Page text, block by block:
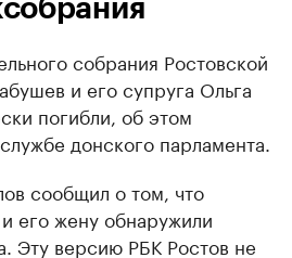
собрания Ростовской
и его супруга Ольга
погибли, об этом
донского парламента.
сообщил о том, что
его жену обнаружили
Эту версию РБК Ростов не